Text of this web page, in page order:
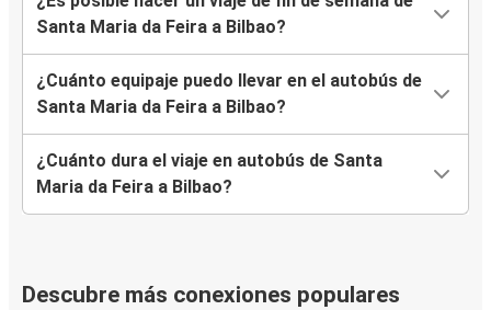
Santa Maria da Feira a Bilbao?
¿Cuánto equipaje puedo llevar en el autobús de
Santa Maria da Feira a Bilbao?
¿Cuánto dura el viaje en autobús de Santa
Maria da Feira a Bilbao?
Descubre más conexiones populares